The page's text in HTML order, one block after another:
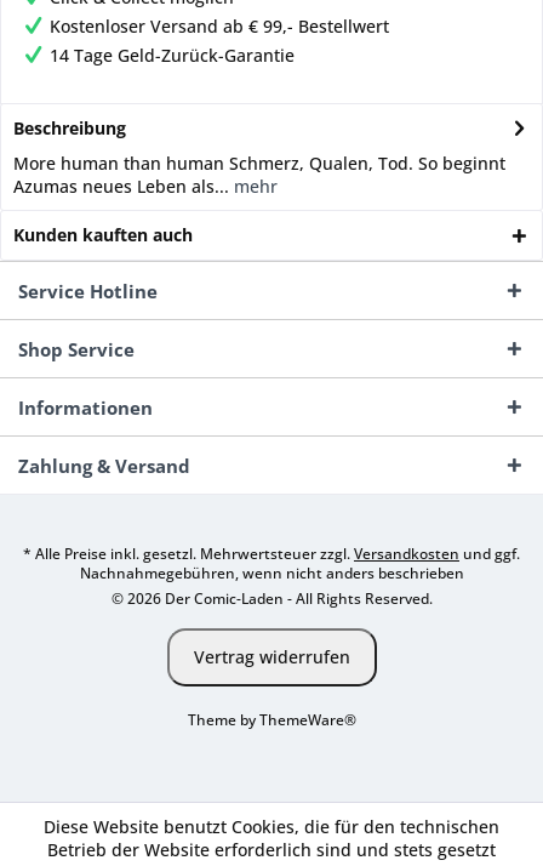
Kostenloser Versand ab € 99,- Bestellwert
14 Tage Geld-Zurück-Garantie
Beschreibung
More human than human Schmerz, Qualen, Tod. So beginnt
Azumas neues Leben als... mehr
Kunden kauften auch
Service Hotline
Shop Service
Informationen
Zahlung & Versand
* Alle Preise inkl. gesetzl. Mehrwertsteuer zzgl.Versandkosten und ggf.
Nachnahmegebühren, wenn nicht anders beschrieben
© 2026 Der Comic-Laden - All Rights Reserved.
Vertrag widerrufen
Theme byThemeWare®
Diese Website benutzt Cookies, die für den technischen
Betrieb der Website erforderlich sind und stets gesetzt